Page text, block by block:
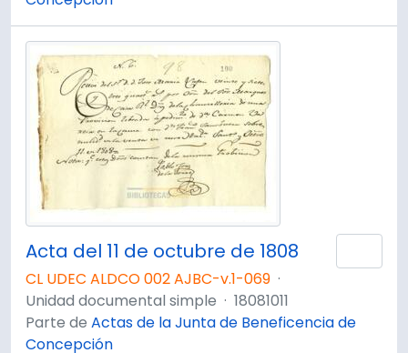
Acta del 11 de octubre de 1808
CL UDEC ALDCO 002 AJBC-v.1-069 ·
Unidad documental simple · 18081011
Parte de Actas de la Junta de Beneficencia de
Concepción